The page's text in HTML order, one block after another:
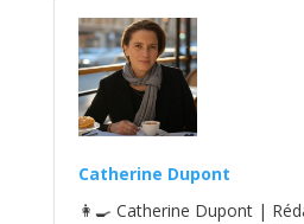
Catherine Dupont
👩‍🍳 Catherine Dupont |